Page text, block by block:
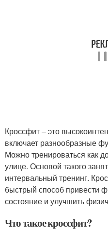
Кроссфит – это
включает разнообразные
Можно тренироваться как
улице. Основой такого
интервальный тренинг.
быстрый способ привести
состояние и улучшить
Что такое кроссфит?